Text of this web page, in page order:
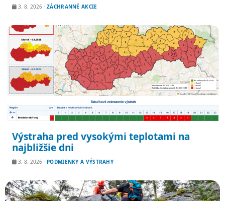
3. 8. 2026 · ZÁCHRANNÉ AKCIE
Výstraha pred vysokými teplotami na
najbližšie dni
3. 8. 2026 · PODMIENKY A VÝSTRAHY